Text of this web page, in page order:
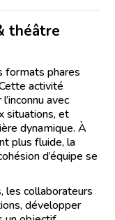
théâtre
formats phares
activité
avec
situations, et
dynamique. À
plus fluide, la
d’équipe se
les collaborateurs
développer